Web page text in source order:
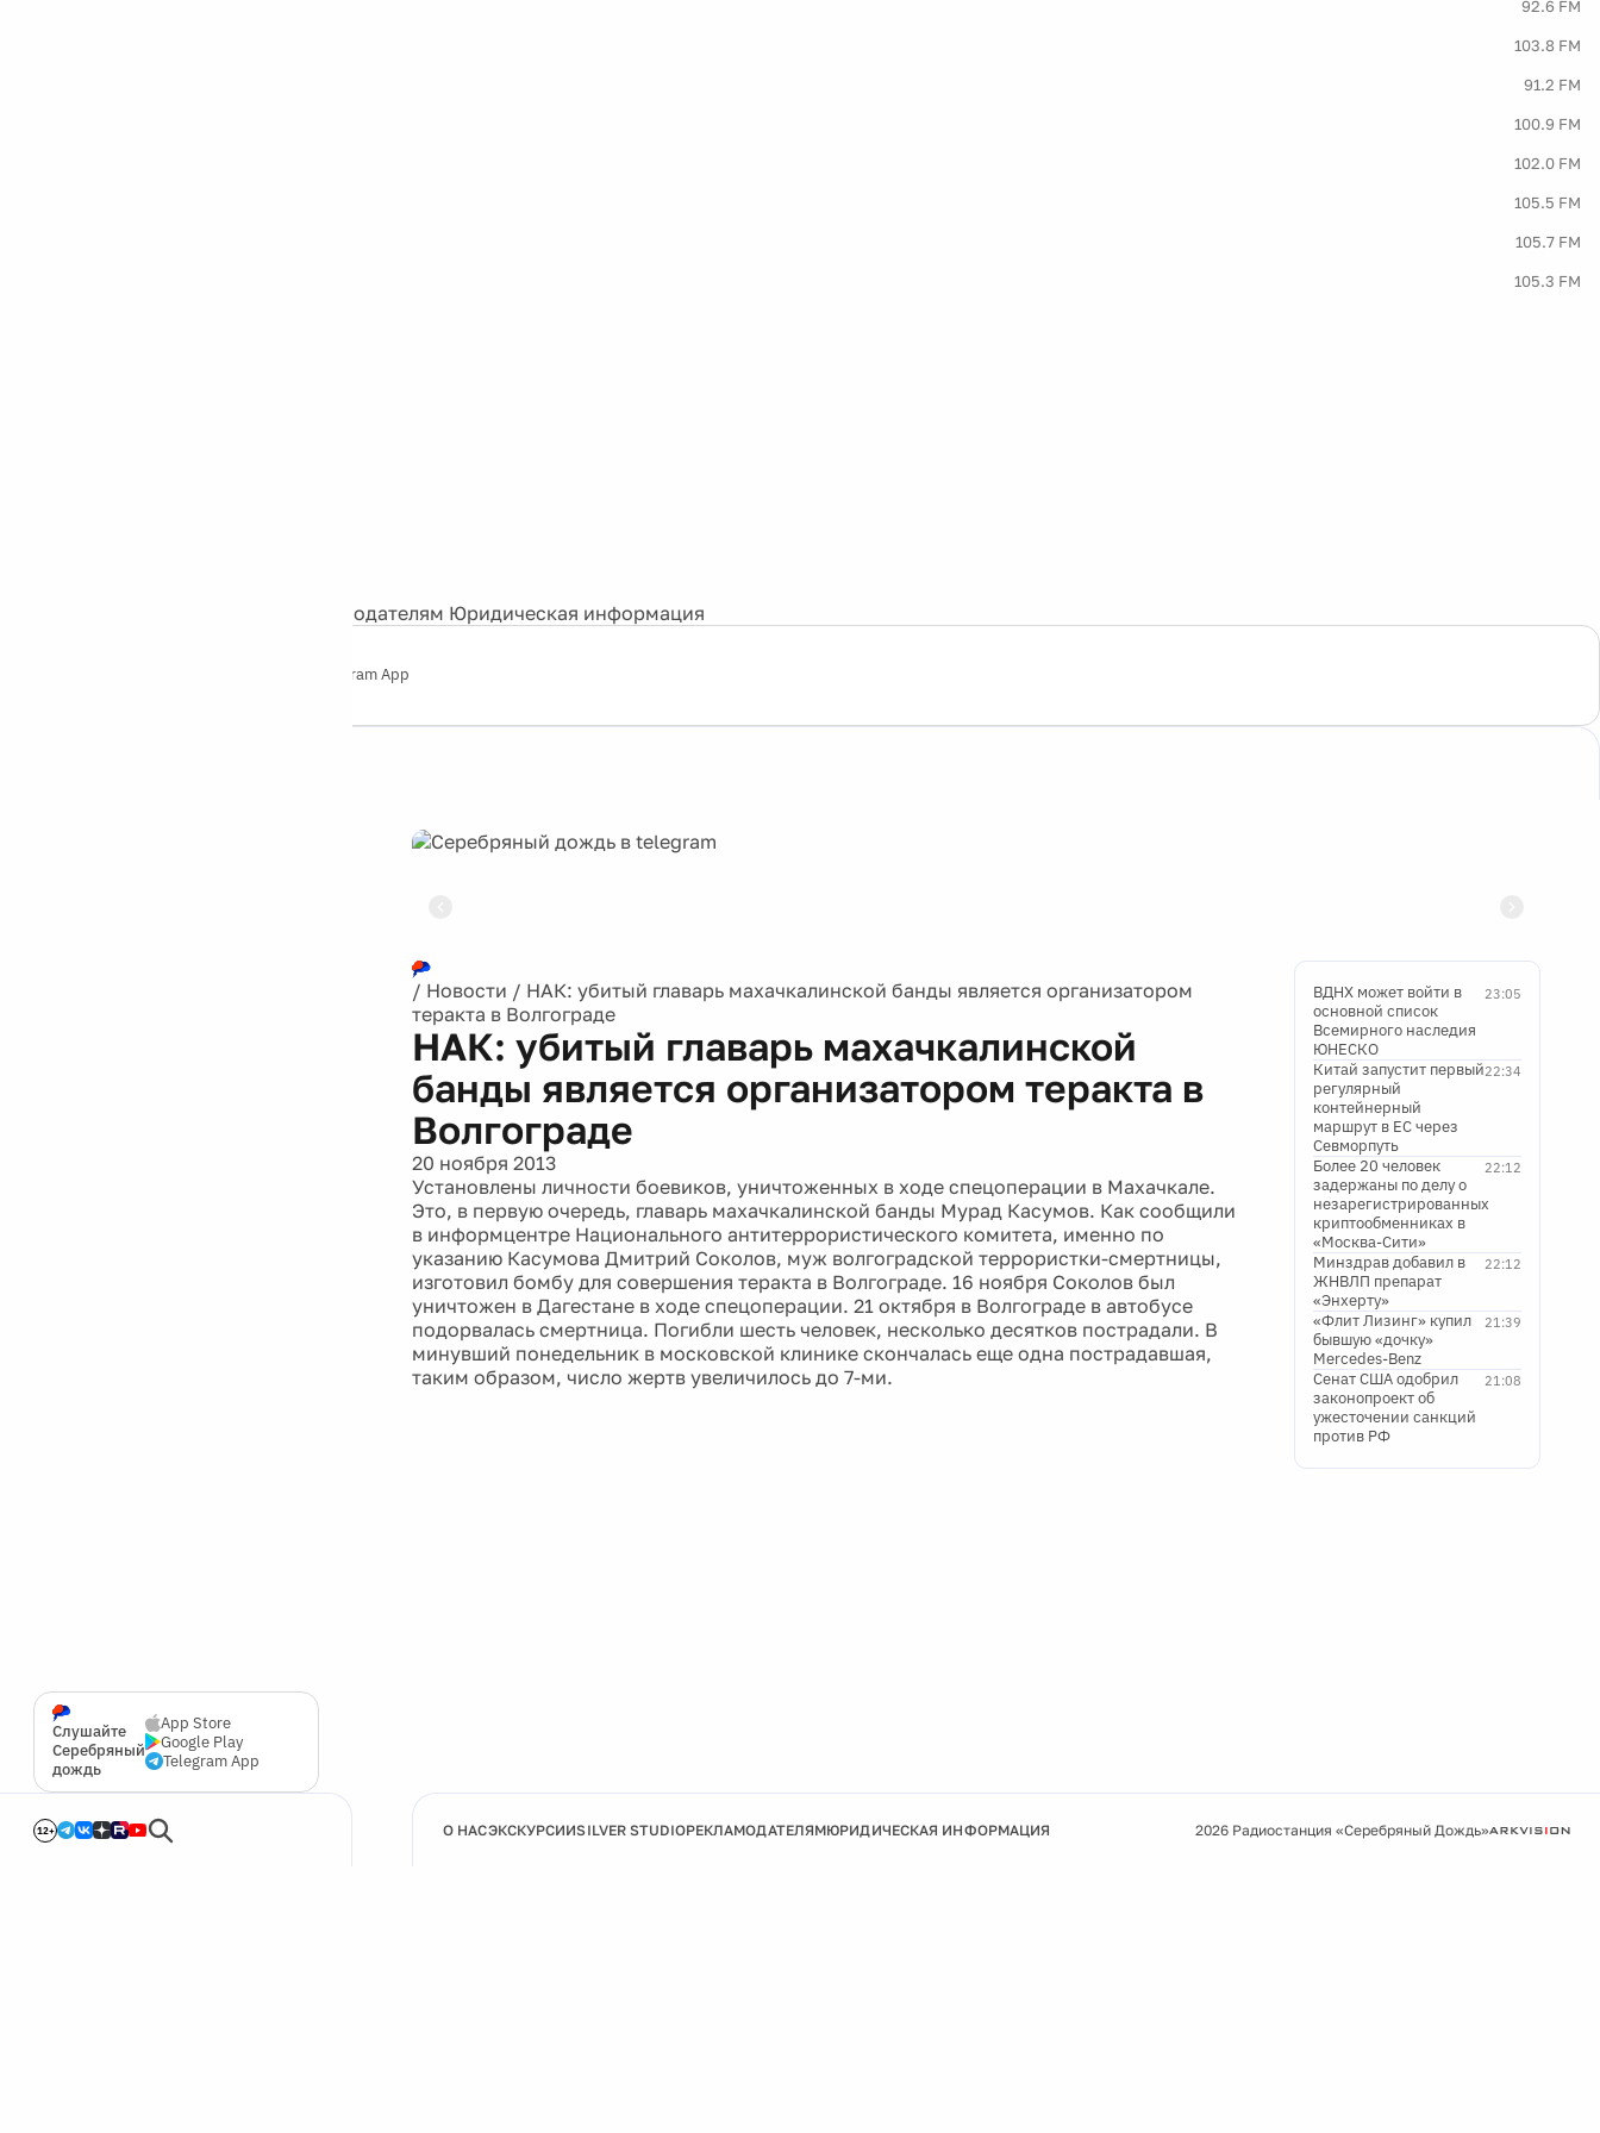
92.6 FM
103.8 FM
91.2 FM
100.9 FM
102.0 FM
105.5 FM
105.7 FM
105.3 FM
Рекламодателям Юридическая информация
Telegram App
Слушайте
Серебряный
дождь
App Store
Google Play
Telegram App
12+
/ Новости / НАК: убитый главарь махачкалинской банды является организатором
теракта в Волгограде
НАК: убитый главарь махачкалинской
банды является организатором теракта в
Волгограде
20 ноября 2013
Установлены личности боевиков, уничтоженных в ходе спецоперации в Махачкале.
Это, в первую очередь, главарь махачкалинской банды Мурад Касумов. Как сообщили
в информцентре Национального антитеррористического комитета, именно по
указанию Касумова Дмитрий Соколов, муж волгоградской террористки-смертницы,
изготовил бомбу для совершения теракта в Волгограде. 16 ноября Соколов был
уничтожен в Дагестане в ходе спецоперации. 21 октября в Волгограде в автобусе
подорвалась смертница. Погибли шесть человек, несколько десятков пострадали. В
минувший понедельник в московской клинике скончалась еще одна пострадавшая,
таким образом, число жертв увеличилось до 7-ми.
23:05
ВДНХ может войти в
основной список
Всемирного наследия
ЮНЕСКО
22:34
Китай запустит первый
регулярный
контейнерный
маршрут в ЕС через
Севморпуть
22:12
Более 20 человек
задержаны по делу о
незарегистрированных
криптообменниках в
«Москва-Сити»
22:12
Минздрав добавил в
ЖНВЛП препарат
«Энхерту»
21:39
«Флит Лизинг» купил
бывшую «дочку»
Mercedes-Benz
21:08
Сенат США одобрил
законопроект об
ужесточении санкций
против РФ
О НАСЭКСКУРСИИSILVER STUDIOРЕКЛАМОДАТЕЛЯМЮРИДИЧЕСКАЯ ИНФОРМАЦИЯ 2026 Радиостанция «Серебряный Дождь»